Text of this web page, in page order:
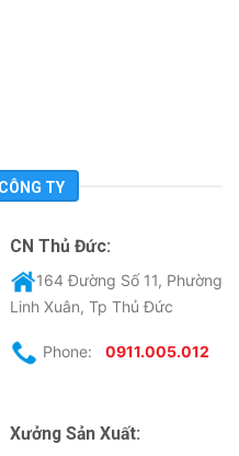
TY
CN Thủ Đức:
164 Đường Số 11, Phường
Linh Xuân, Tp Thủ Đức
Phone: 0911.005.012
Xưởng Sản Xuất: